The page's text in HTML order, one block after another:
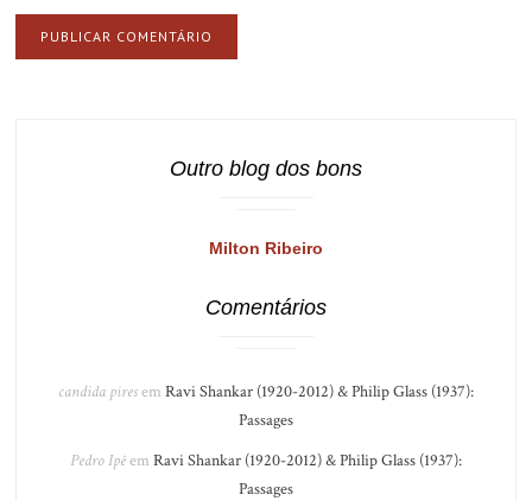
Outro blog dos bons
Milton Ribeiro
Comentários
candida piresem Ravi Shankar (1920-2012) & Philip Glass (1937):
Passages
Pedro Ipêem Ravi Shankar (1920-2012) & Philip Glass (1937):
Passages